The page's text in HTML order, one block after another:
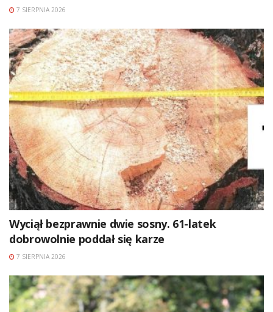
7 SIERPNIA 2026
Wyciął bezprawnie dwie sosny. 61-latek
dobrowolnie poddał się karze
7 SIERPNIA 2026